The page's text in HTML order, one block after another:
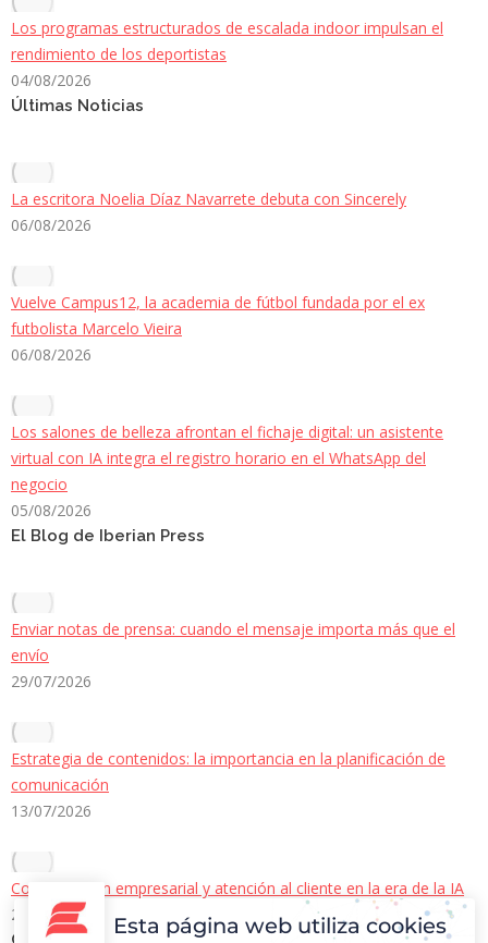
Los programas estructurados de escalada indoor impulsan el
rendimiento de los deportistas
04/08/2026
Últimas Noticias
La escritora Noelia Díaz Navarrete debuta con Sincerely
06/08/2026
Vuelve Campus12, la academia de fútbol fundada por el ex
futbolista Marcelo Vieira
06/08/2026
Los salones de belleza afrontan el fichaje digital: un asistente
virtual con IA integra el registro horario en el WhatsApp del
negocio
05/08/2026
El Blog de Iberian Press
Enviar notas de prensa: cuando el mensaje importa más que el
envío
29/07/2026
Estrategia de contenidos: la importancia en la planificación de
comunicación
13/07/2026
Comunicación empresarial y atención al cliente en la era de la IA
22/06/2026
Esta página web utiliza cookies